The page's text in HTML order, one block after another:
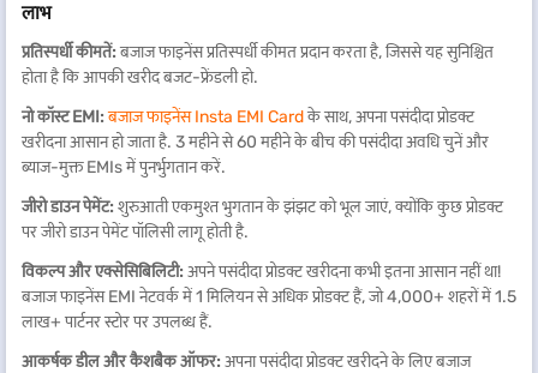
लाभ
प्रतिस्पर्धी कीमतें: बजाज फाइनेंस प्रतिस्पर्धी कीमत प्रदान करता है, जिससे यह सुनिश्चित
होता है कि आपकी खरीद बजट-फ्रेंडली हो.
नो कॉस्ट EMI: बजाज फाइनेंस Insta EMI Cardके साथ, अपना पसंदीदा प्रोडक्ट
खरीदना आसान हो जाता है. 3 महीने से 60 महीने के बीच की पसंदीदा अवधि चुनें और
ब्याज-मुक्त EMIs में पुनर्भुगतान करें.
जीरो डाउन पेमेंट: शुरुआती एकमुश्त भुगतान के झंझट को भूल जाएं, क्योंकि कुछ प्रोडक्ट
पर जीरो डाउन पेमेंट पॉलिसी लागू होती है.
विकल्प और एक्सेसिबिलिटी: अपने पसंदीदा प्रोडक्ट खरीदना कभी इतना आसान नहीं था!
बजाज फाइनेंस EMI नेटवर्क में 1 मिलियन से अधिक प्रोडक्ट हैं, जो 4,000+ शहरों में 1.5
लाख+ पार्टनर स्टोर पर उपलब्ध हैं.
आकर्षक डील और कैशबैक ऑफर: अपना पसंदीदा प्रोडक्ट खरीदने के लिए बजाज